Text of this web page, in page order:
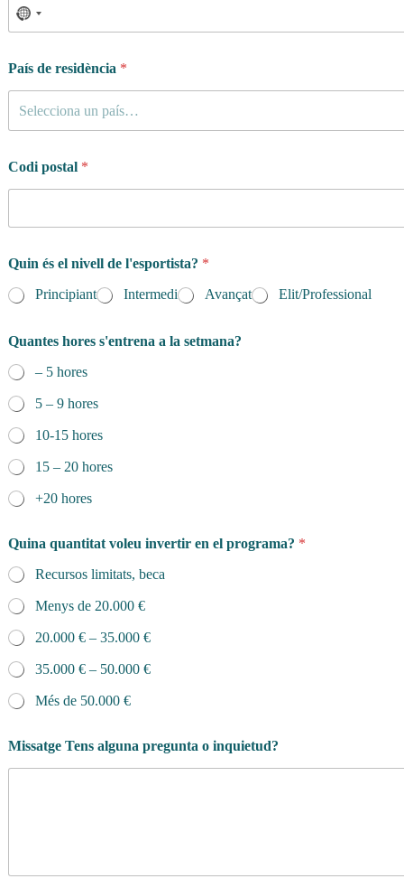
País de residència *
Selecciona un país…
Codi postal *
Quin és el nivell de l'esportista? *
Principiant
Intermedi Avançat Elit/Professional
Quantes hores s'entrena a la setmana?
– 5 hores
5 – 9 hores
10-15 hores
15 – 20 hores
+20 hores
Quina quantitat voleu invertir en el programa? *
Recursos limitats, beca
Menys de 20.000 €
20.000 € – 35.000 €
35.000 € – 50.000 €
Més de 50.000 €
Missatge Tens alguna pregunta o inquietud?